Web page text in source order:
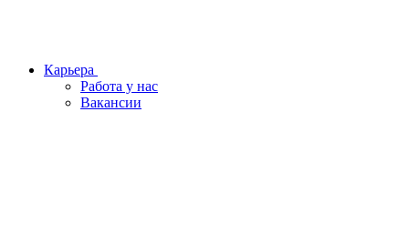
Карьера
Работа у нас
Вакансии